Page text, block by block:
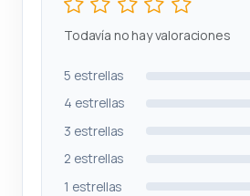
Todavía no hay valoraciones
5 estrellas
4 estrellas
3 estrellas
2 estrellas
1 estrellas